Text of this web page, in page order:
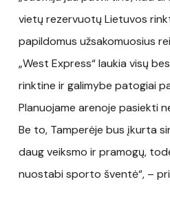
vietų rezervuotų Lietuvos
papildomus užsakomuosius
„West Express“ laukia visų
rinktine ir galimybe patogiai
Planuojame arenoje pasiekti
Be to, Tamperėje bus įkurta
daug veiksmo ir pramogų,
nuostabi sporto šventė“, –